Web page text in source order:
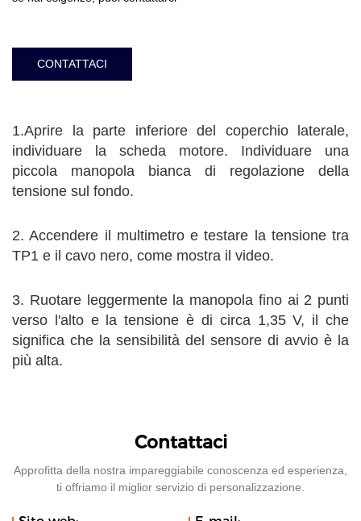
CONTATTACI
1.Aprire la parte inferiore del coperchio laterale,
individuare la scheda motore. Individuare una
piccola manopola bianca di regolazione della
tensione sul fondo.
2. Accendere il multimetro e testare la tensione tra
TP1 e il cavo nero, come mostra il video.
3. Ruotare leggermente la manopola fino ai 2 punti
verso l'alto e la tensione è di circa 1,35 V, il che
significa che la sensibilità del sensore di avvio è la
più alta.
Contattaci
Approfitta della nostra impareggiabile conoscenza ed esperienza,
ti offriamo il miglior servizio di personalizzazione.